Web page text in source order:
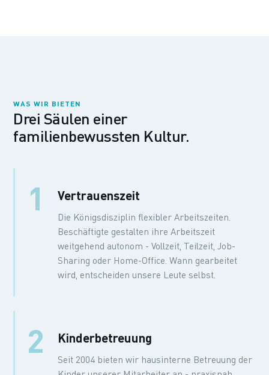
WAS WIR BIETEN
Drei Säulen einer
familienbewussten Kultur.
1 Vertrauenszeit
Die Königsdisziplin flexibler Arbeitszeiten.
Beschäftigte gestalten ihre Arbeitszeit
weitgehend autonom - Vollzeit, Teilzeit, Job-
Sharing oder Home-Office. Wann gearbeitet
wird, entscheiden unsere Leute selbst.
2 Kinderbetreuung
Seit 2004 bieten wir hausinterne Betreuung der